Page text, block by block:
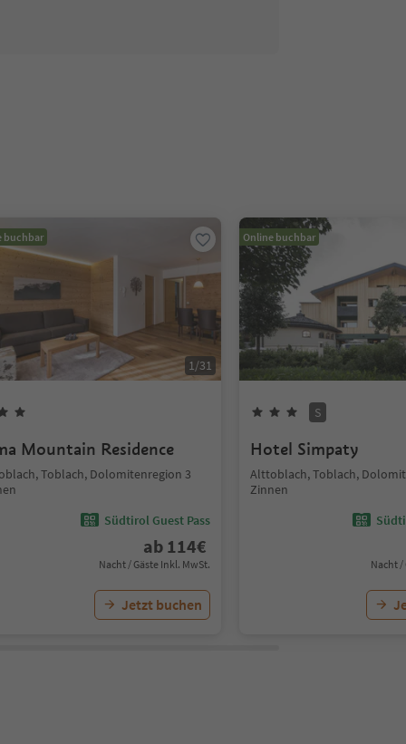
buchbar
1/31
Mountain Residence
Toblach, Dolomitenregion 3
Südtirol Guest Pass
ab 114€
Nacht / Gäste Inkl. MwSt.
Jetzt buchen
Online buchbar
S
Hotel Simpaty
Alttoblach, Toblach,
Zinnen
Nacht /